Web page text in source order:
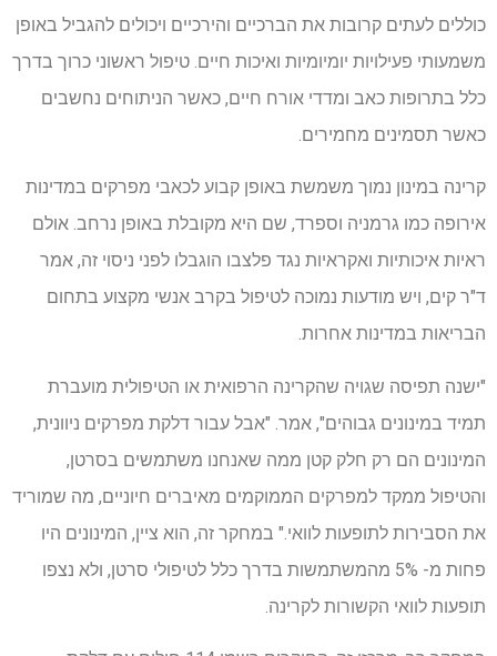
כוללים לעתים קרובות את הברכיים והירכיים ויכולים להגביל באופן
משמעותי פעילויות יומיומיות ואיכות חיים. טיפול ראשוני כרוך בדרך
כלל בתרופות כאב ומדדי אורח חיים, כאשר הניתוחים נחשבים
כאשר תסמינים מחמירים.
קרינה במינון נמוך משמשת באופן קבוע לכאבי מפרקים במדינות
אירופה כמו גרמניה וספרד, שם היא מקובלת באופן נרחב. אולם
ראיות איכותיות ואקראיות נגד פלצבו הוגבלו לפני ניסוי זה, אמר
ד"ר קים, ויש מודעות נמוכה לטיפול בקרב אנשי מקצוע בתחום
הבריאות במדינות אחרות.
"ישנה תפיסה שגויה שהקרינה הרפואית או הטיפולית מועברת
תמיד במינונים גבוהים", אמר. "אבל עבור דלקת מפרקים ניוונית,
המינונים הם רק חלק קטן ממה שאנחנו משתמשים בסרטן,
והטיפול ממקד למפרקים הממוקמים מאיברים חיוניים, מה שמוריד
את הסבירות לתופעות לוואי." במחקר זה, הוא ציין, המינונים היו
פחות מ- 5% מהמשתמשות בדרך כלל לטיפולי סרטן, ולא נצפו
תופעות לוואי הקשורות לקרינה.